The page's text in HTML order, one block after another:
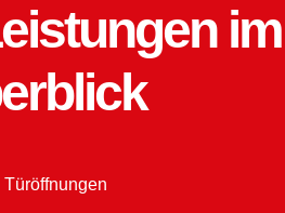
im
Türöffnungen